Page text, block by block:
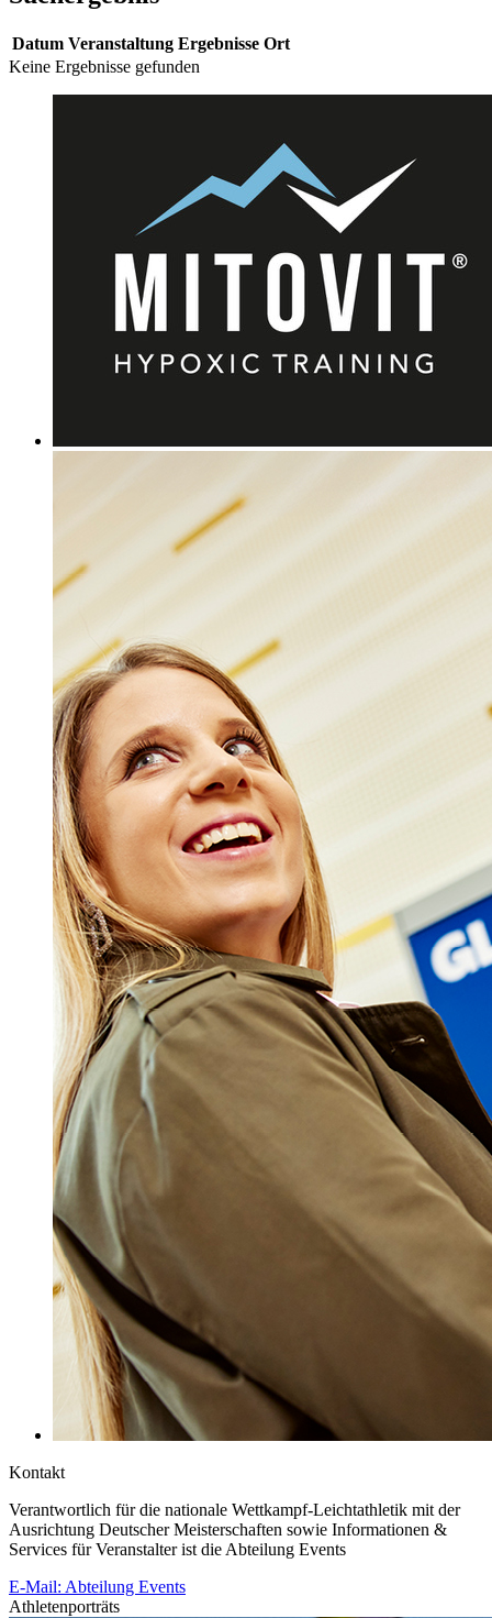
Datum Veranstaltung Ergebnisse Ort
Keine Ergebnisse gefunden
Kontakt
Verantwortlich für die nationale Wettkampf-Leichtathletik mit der
Ausrichtung Deutscher Meisterschaften sowie Informationen &
Services für Veranstalter ist die Abteilung Events
E-Mail: Abteilung Events
Athletenporträts